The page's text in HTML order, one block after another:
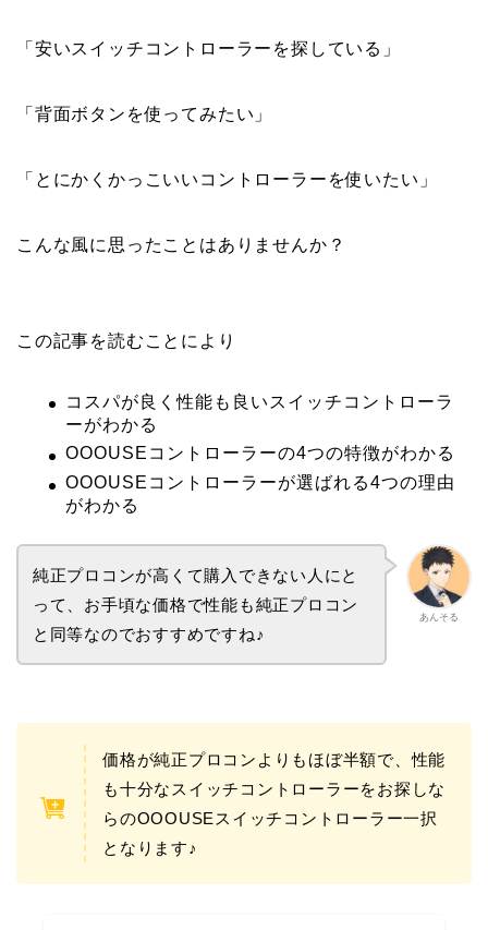
「安いスイッチコントローラーを探している」
「背面ボタンを使ってみたい」
「とにかくかっこいいコントローラーを使いたい」
こんな風に思ったことはありませんか？
この記事を読むことにより
コスパが良く性能も良いスイッチコントローラ
ーがわかる
OOOUSEコントローラーの4つの特徴がわかる
OOOUSEコントローラーが選ばれる4つの理由
がわかる
あんそる
純正プロコンが高くて購入できない人にと
って、お手頃な価格で性能も純正プロコン
と同等なのでおすすめですね♪
価格が純正プロコンよりもほぼ半額で、性能
も十分なスイッチコントローラーをお探しな
らのOOOUSEスイッチコントローラー一択
となります♪